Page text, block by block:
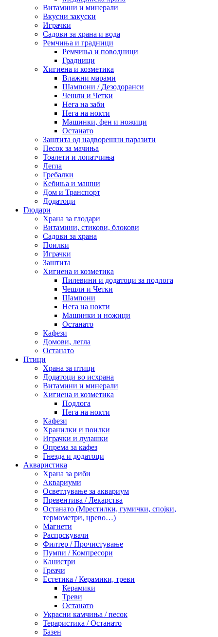
Витамини и минерали
Вкусни закуски
Играчки
Садови за храна и вода
Ремчиња и градници
Ремчиња и поводници
Градници
Хигиена и козметика
Влажни марами
Шампони / Дезодоранси
Чешли и Четки
Нега на заби
Нега на нокти
Машинки, фен и ножици
Останато
Заштита од надворешни паразити
Песок за мачиња
Тоалети и лопатчиња
Легла
Гребалки
Ќебиња и машни
Дом и Транспорт
Додатоци
Глодари
Храна за глодари
Витамини, стикови, блокови
Садови за храна
Поилки
Играчки
Заштита
Хигиена и козметика
Пилевини и додатоци за подлога
Чешли и Четки
Шампони
Нега на нокти
Машинки и ножици
Останато
Кафези
Домови, легла
Останато
Птици
Храна за птици
Додатоци во исхрана
Витамини и минерали
Хигиена и козметика
Подлога
Нега на нокти
Кафези
Хранилки и поилки
Играчки и лулашки
Опрема за кафез
Гнезда и додатоци
Акваристика
Храна за риби
Аквариуми
Осветлување за аквариум
Превентива / Лекарства
Останато (Мрестилки, гумички, спојки,
термометри, црево…)
Магнети
Распрскувачи
Филтер / Прочистување
Пумпи / Компресори
Канистри
Греачи
Естетика / Керамики, треви
Керамики
Треви
Останато
Украсни камчиња / песок
Тераристика / Останато
Базен